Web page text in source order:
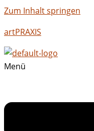
Zum Inhalt springen
artPRAXIS
Menü